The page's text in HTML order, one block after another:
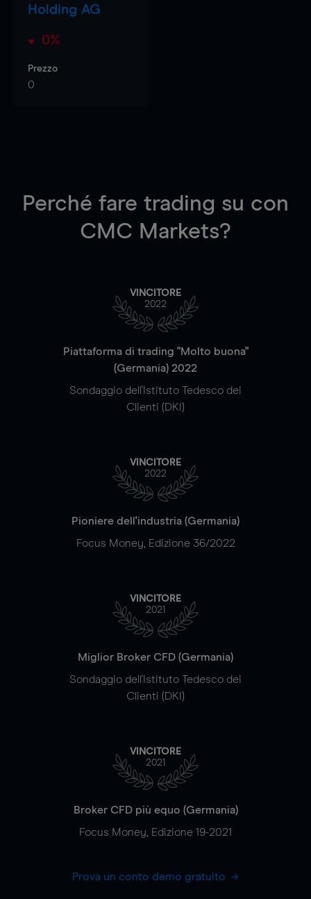
Holding AG
0%
Prezzo
0
Perché fare trading su con
CMC Markets?
VINCITORE
2022
Piattaforma di trading "Molto buona"
(Germania) 2022
Sondaggio dell'Istituto Tedesco dei
Clienti (DKI)
VINCITORE
2022
Pioniere dell'industria (Germania)
Focus Money, Edizione 36/2022
VINCITORE
2021
Miglior Broker CFD (Germania)
Sondaggio dell'Istituto Tedesco dei
Clienti (DKI)
VINCITORE
2021
Broker CFD più equo (Germania)
Focus Money, Edizione 19-2021
Prova un conto demo gratuito